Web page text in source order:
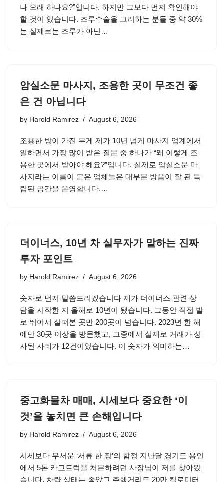
나 오래 하나요?”입니다. 하지만 그보다 먼저 확인해야
할 것이 있습니다. 조루수술을 고려하는 분들 중 약 30%
는 실제로는 조루가 아닌…
암실소문 마사지, 조용한 곳이 무조건 좋
은 건 아닙니다
by Harold Ramirez August 6, 2026
조용한 방이 가진 무게 제가 10년 넘게 마사지 업계에서
일하면서 가장 많이 받은 질문 중 하나가 “왜 이렇게 조
용한 곳에서 받아야 해요?”입니다. 실제로 암실소문 마
사지라는 이름이 붙은 업체들은 대부분 방음이 잘 된 독
립된 공간을 운영합니다.…
더이너스, 10년 차 실무자가 말하는 진짜
투자 포인트
by Harold Ramirez August 6, 2026
숫자로 먼저 말씀드리겠습니다 제가 더이너스 관련 상
담을 시작한 지 올해로 10년이 됐습니다. 그동안 직접 발
로 뛰어서 살펴본 곳만 200곳이 넘습니다. 2023년 한 해
에만 30곳 이상을 방문했고, 그중에서 실제로 거래가 성
사된 사례가 12건이었습니다. 이 숫자가 의미하는…
중고화물차 매매, 시세보다 중요한 ‘이
것’을 놓치면 큰 손해입니다
by Harold Ramirez August 6, 2026
시세보다 무서운 ‘서류 한 장’의 함정 지난달 경기도 용인
에서 5톤 카고트럭을 처분하려던 사장님이 저를 찾아왔
습니다. 차량 상태는 좋았고 주행거리도 20만 킬로미터